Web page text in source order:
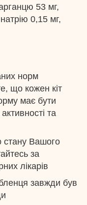
53 мг,
0,15 мг,
норм
що кожен кіт
має бути
та
стану Вашого
за
лікарів
завжди був